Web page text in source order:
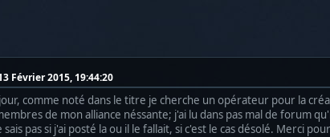
Février 2015, 19:44:20
comme noté dans le titre je cherche un opérateur pour la
de mon alliance néssante; j'ai lu dans pas mal de forum
sais pas si j'ai posté la ou il le fallait, si c'est le cas désolé. Merci